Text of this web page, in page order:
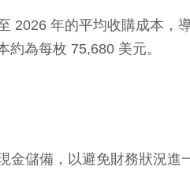
2026 年的平均收購成本
為每枚 75,680 美元。
儲備，以避免財務狀況